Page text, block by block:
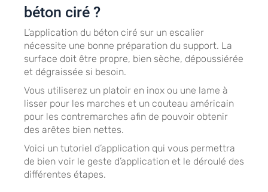
béton ciré ?
L’application du béton ciré sur un escalier
nécessite une bonne préparation du support. La
surface doit être propre, bien sèche, dépoussiérée
et dégraissée si besoin.
Vous utiliserez un platoir en inox ou une lame à
lisser pour les marches et un couteau américain
pour les contremarches afin de pouvoir obtenir
des arêtes bien nettes.
Voici un tutoriel d’application qui vous permettra
de bien voir le geste d’application et le déroulé des
différentes étapes.